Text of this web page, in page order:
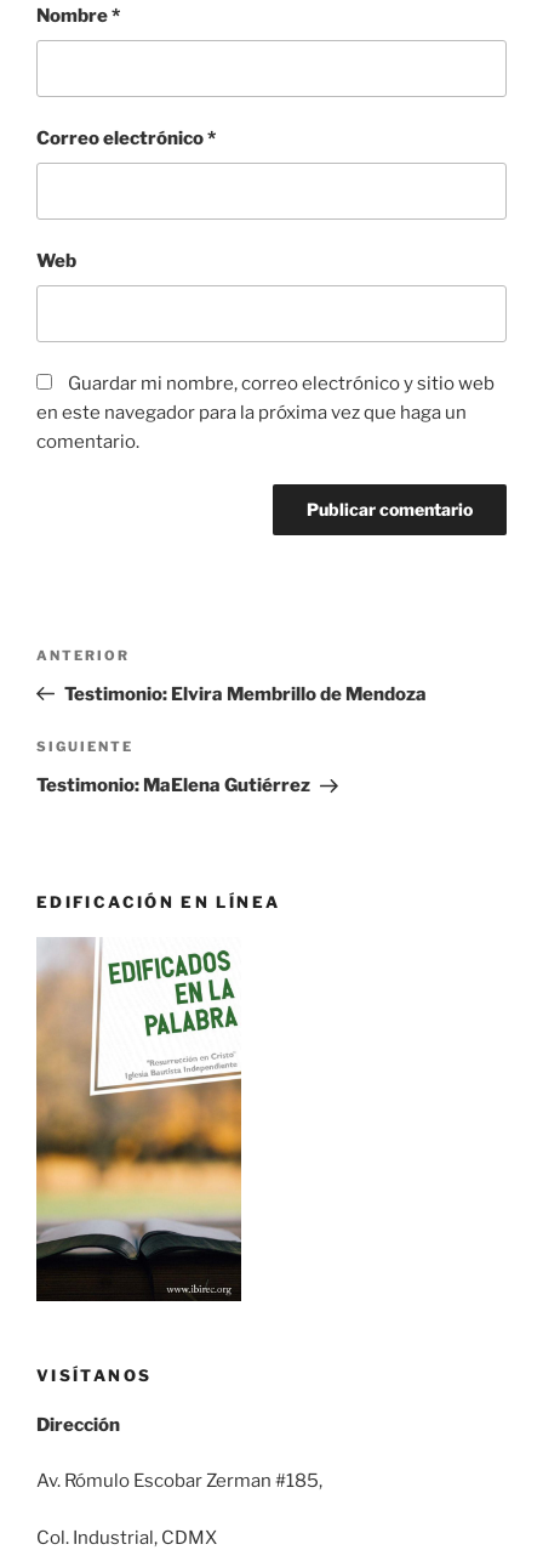
Nombre*
Correo electrónico*
Web
Guardar mi nombre, correo electrónico y sitio web
en este navegador para la próxima vez que haga un
comentario.
entradas
Entrada
anterior:
ANTERIOR
Testimonio: Elvira Membrillo de Mendoza
Siguiente
entrada
SIGUIENTE
Testimonio: MaElena Gutiérrez
EDIFICACIÓN EN LÍNEA
VISÍTANOS
Dirección
Av. Rómulo Escobar Zerman #185,
Col. Industrial, CDMX